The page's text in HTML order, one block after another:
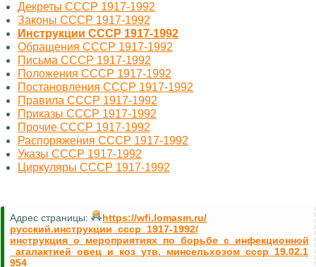
Декреты СССР 1917-1992
Законы СССР 1917-1992
Инструкции СССР 1917-1992
Обращения СССР 1917-1992
Письма СССР 1917-1992
Положения СССР 1917-1992
Постановления СССР 1917-1992
Правила СССР 1917-1992
Приказы СССР 1917-1992
Прочие СССР 1917-1992
Распоряжения СССР 1917-1992
Указы СССР 1917-1992
Циркуляры СССР 1917-1992
Адрес страницы:
https://wfi.lomasm.ru/
русский.инструкции_ссср_1917-1992/
инструкция_о_мероприятиях_по_борьбе_с_инфекционной
_агалактией_овец_и_коз_утв._минсельхозом_ссср_19.02.1
954